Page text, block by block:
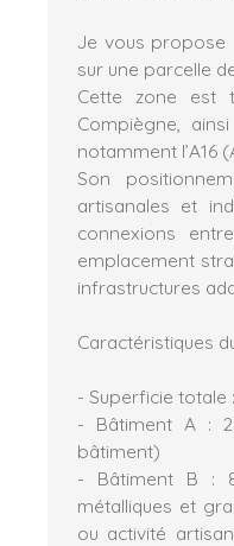
Je vous propose
sur une parcelle
Cette zone est
Compiègne,
notamment l’A16
Son
artisanales et
connexions
emplacement
infrastructures
Caractéristiques
- Superficie totale :
- Bâtiment A :
bâtiment)
- Bâtiment B :
métalliques et
ou activité